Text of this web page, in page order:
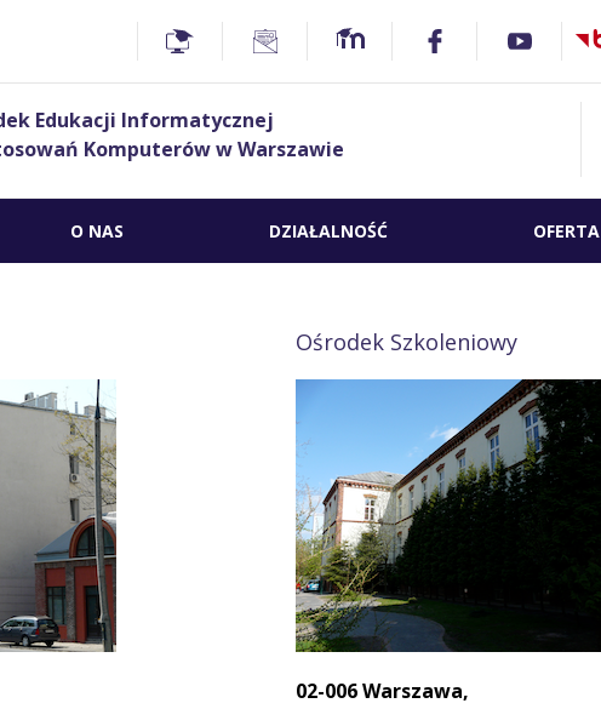
Edukacji Informatycznej
Komputerów w Warszawie
O NAS DZIAŁALNOŚĆ OFERTA
Ośrodek Szkoleniowy
02-006 Warszawa,